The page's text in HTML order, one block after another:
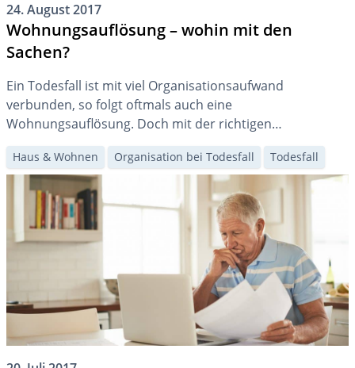
24. August 2017
Wohnungsauflösung – wohin mit den
Sachen?
Ein Todesfall ist mit viel Organisationsaufwand
verbunden, so folgt oftmals auch eine
Wohnungsauflösung. Doch mit der richtigen
Unterstützung in diesem emotional schwierigen Moment
wird dies ertragbar. Achten Sie darauf, nichts voreilig
wegzuwerfen.
Haus & Wohnen Organisation bei Todesfall Todesfall